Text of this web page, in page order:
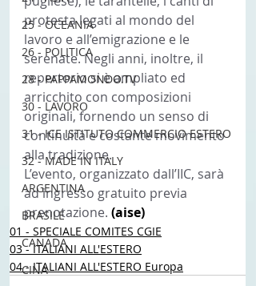
25 - OCEANIA
26 - POLITICA
28 - PAPPAMONDO.TV
30 - LAVORO
31 - ICE ISTITUTO COMMERCIO ESTERO
32 - MADE IN ITALY
ARGENTINA
BRASILE
CANADA
CINA
protesta legati al mondo del
lavoro e all’emigrazione e le
serenate. Negli anni, inoltre, il
repertorio si è ampliato ed
arricchito con composizioni
originali, fornendo un senso di
continuità e costante movimento
alla tradizione.
L’evento, organizzato dall’IIC, sarà
ad ingresso gratuito previa
prenotazione. (aise)
01 - SPECIALE COMITES CGIE
03 - ITALIANI ALL'ESTERO
04 - ITALIANI ALL'ESTERO Europa